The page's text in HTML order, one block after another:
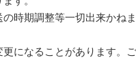
時期調整等一切出来かね
になることがあります。